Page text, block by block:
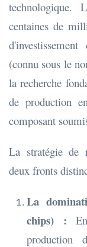
technologique.
centaines de
(connu sous le
la recherche
de production
composant
La stratégie de
deux fronts
La
chips) :
production